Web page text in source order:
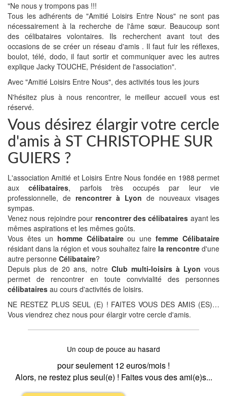
"Ne nous y trompons pas !!!
Tous les adhérents de "Amitié Loisirs Entre Nous" ne sont pas
nécessairement à la recherche de l'âme sœur. Beaucoup sont
des célibataires volontaires. Ils recherchent avant tout des
occasions de se créer un réseau d'amis . Il faut fuir les réflexes,
boulot, télé, dodo, il faut sortir et communiquer avec les autres
explique Jacky TOUCHE, Président de l'association".
Avec "Amitié Loisirs Entre Nous", des activités tous les jours
N'hésitez plus à nous rencontrer, le meilleur accueil vous est
réservé.
Vous désirez élargir votre cercle
d'amis à ST CHRISTOPHE SUR
GUIERS ?
L'association Amitié et Loisirs Entre Nous fondée en 1988 permet
auxcélibataires, parfois très occupés par leur vie
professionnelle, de rencontrer à Lyon de nouveaux visages
sympas.
Venez nous rejoindre pour rencontrer des célibataires ayant les
mêmes aspirations et les mêmes goûts.
Vous êtes un homme Célibataireou unefemme Célibataire
résidant dans la région et vous souhaitez faire la rencontred'une
autre personne Célibataire?
Depuis plus de 20 ans, notre Club multi-loisirs à Lyon vous
permet de rencontrer en toute convivialité des personnes
célibataires au cours d'activités de loisirs.
NE RESTEZ PLUS SEUL (E) ! FAITES VOUS DES AMIS (ES)…
Vous viendrez chez nous pour élargir votre cercle d'amis.
Un coup de pouce au hasard
pour seulement 12 euros/mois !
Alors, ne restez plus seul(e) ! Faites vous des ami(e)s...